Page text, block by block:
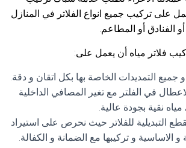
على تركيب جميع انواع الفلاتر في المنازل
الفنادق أو المطاعم.
فلاتر مياه أن يعمل على:
و جميع التمديدات الخاصة بها بكل اتقان و دقة.
في الفلتر مع تغير المصافي الداخلية
نقية بجودة عالية.
التبديلية للفلاتر حيث نحرص على استيراد
و الاساسية و تركيبها مع الضمانة و الكفالة.